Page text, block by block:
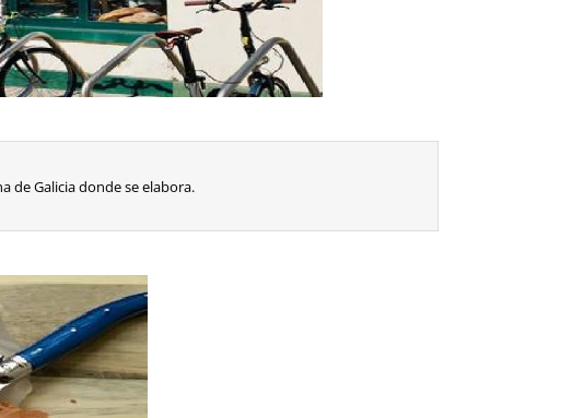
de Galicia donde se elabora.